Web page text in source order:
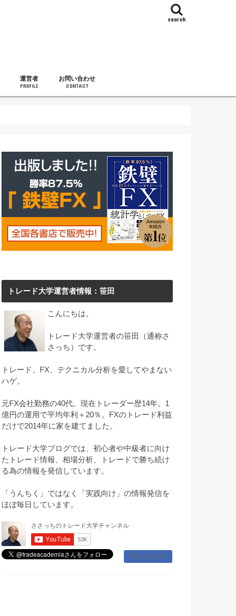
search
運営者
PROFILE
お問い合わせ
CONTACT
トレード大学運営者情報：笹田
こんにちは。
トレード大学運営者の笹田（通称さ
さっち）です。
トレード、FX、テクニカル分析を愛してやまない
ハゲ。
元FX会社勤務の40代。現在トレーダー歴14年。1
億円の運用で平均年利＋20％。FXのトレード利益
だけで2014年に家を建てました。
トレード大学ブログでは、初心者や中級者に向け
たトレード情報、相場分析、トレードで勝ち続け
る為の情報を発信しています。
「うんちく」ではなく「実践向け」の情報発信を
ほぼ毎日しています。
Facebook